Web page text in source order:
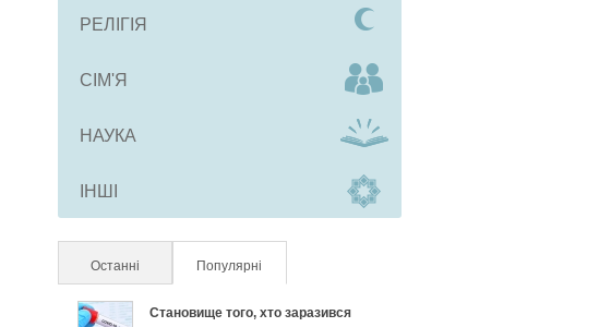
РЕЛІГІЯ
СІМ'Я
НАУКА
ІНШІ
Останні Популярні
Становище того, хто заразився